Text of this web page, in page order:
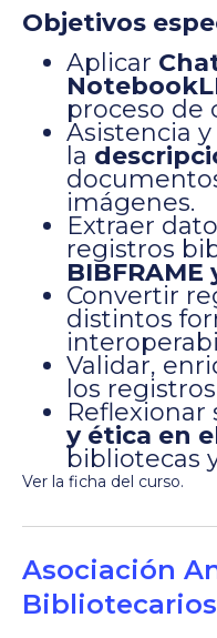
Objetivos
Aplicar
proceso de
Asistencia
la
imágenes.
Extraer
registros
Convertir
distintos
Validar,
los
Reflexionar
y ética en
bibliotecas
Ver la ficha del curso.
Asociación
Bibliotecarios